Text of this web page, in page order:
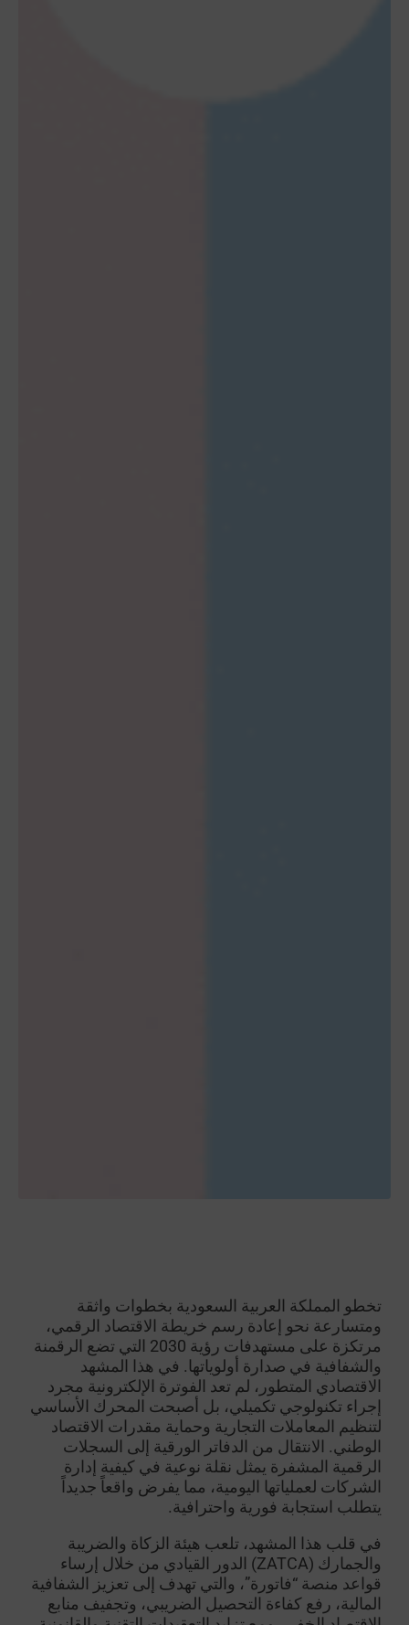
تخطو المملكة العربية السعودية بخطوات واثقة
ومتسارعة نحو إعادة رسم خريطة الاقتصاد الرقمي،
مرتكزة على مستهدفات رؤية 2030 التي تضع الرقمنة
والشفافية في صدارة أولوياتها. في هذا المشهد
الاقتصادي المتطور، لم تعد الفوترة الإلكترونية مجرد
إجراء تكنولوجي تكميلي، بل أصبحت المحرك الأساسي
لتنظيم المعاملات التجارية وحماية مقدرات الاقتصاد
الوطني. الانتقال من الدفاتر الورقية إلى السجلات
الرقمية المشفرة يمثل نقلة نوعية في كيفية إدارة
الشركات لعملياتها اليومية، مما يفرض واقعاً جديداً
يتطلب استجابة فورية واحترافية.
في قلب هذا المشهد، تلعب هيئة الزكاة والضريبة
والجمارك (ZATCA) الدور القيادي من خلال إرساء
قواعد منصة “فاتورة”، والتي تهدف إلى تعزيز الشفافية
المالية، رفع كفاءة التحصيل الضريبي، وتجفيف منابع